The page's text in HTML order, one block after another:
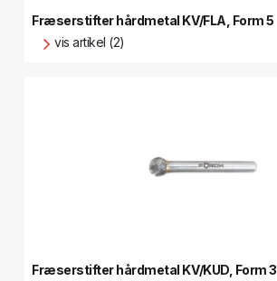
Fræserstifter hårdmetal KV/FLA, Form 5
vis artikel (2)
Fræserstifter hårdmetal KV/KUD, Form 3